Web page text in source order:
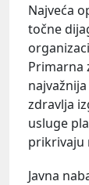
Najveća
točne
Primarna
zdravlja
usluge
prikrivaju
Javna